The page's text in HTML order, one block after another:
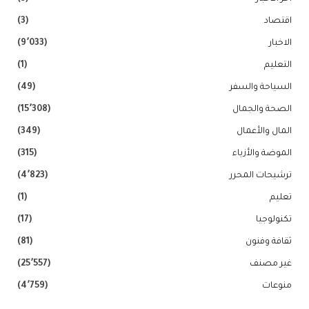
اقتصاد (3)
الاخبار (9٬033)
التعليم (1)
السياحة والسفر (49)
الصحة والجمال (15٬308)
المال والأعمال (349)
الموضة والأزياء (315)
ترشيحات المحرر (4٬823)
تعليم (1)
تكنولوجيا (17)
ثقافة وفنون (81)
غير مصنف (25٬557)
منوعات (4٬759)